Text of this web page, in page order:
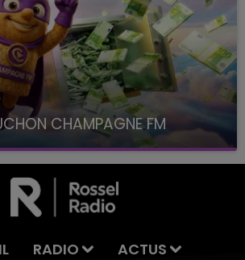
CHAMPAGNE FM
Champagne FM, à 8H10
RADIO
ACTUS